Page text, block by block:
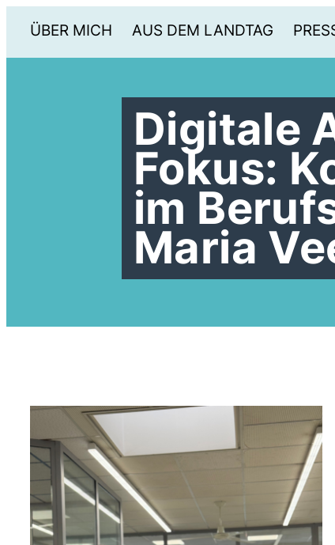
ÜBER MICH AUS DEM LANDTAG
Digitale
Fokus:
im
Maria